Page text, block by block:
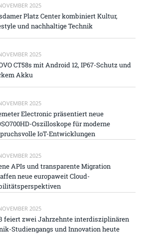
2025
Platz Center kombiniert Kultur,
und nachhaltige Technik
2025
CT58s mit Android 12, IP67-Schutz und
Akku
2025
Electronic präsentiert neue
Oszilloskope für moderne
IoT-Entwicklungen
2025
APIs und transparente Migration
neue europaweit Cloud-
2025
feiert zwei Jahrzehnte interdisziplinären
Studiengangs und Innovation heute